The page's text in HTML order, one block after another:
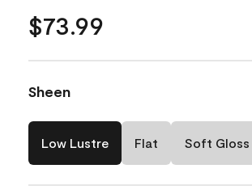
$73.99
Sheen
Low Lustre Flat Soft Gloss